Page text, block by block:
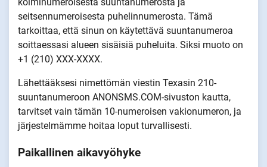
seitsennumeroisesta puhelinnumerosta. Tämä
tarkoittaa, että sinun on käytettävä suuntanumeroa
soittaessasi alueen sisäisiä puheluita. Siksi muoto on
+1 (210) XXX-XXXX.
Lähettääksesi nimettömän viestin Texasin 210-
suuntanumeroon ANONSMS.COM-sivuston kautta,
tarvitset vain tämän 10-numeroisen vakionumeron, ja
järjestelmämme hoitaa loput turvallisesti.
Paikallinen aikavyöhyke